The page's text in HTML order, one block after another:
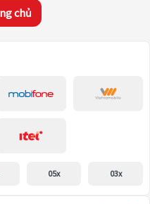
chủ
05x 03x